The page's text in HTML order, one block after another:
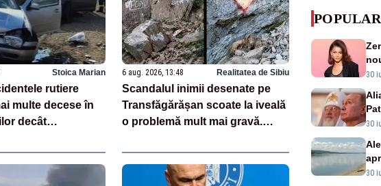
Stoica Marian
rutiere
multe decese în
decât
6 aug. 2026, 13:48 Realitatea de Sibiu
Scandalul inimii desenate pe
Transfăgărășan scoate la iveală
o problemă mult mai gravă.
izolat”
POPULAR
30
30
la
30